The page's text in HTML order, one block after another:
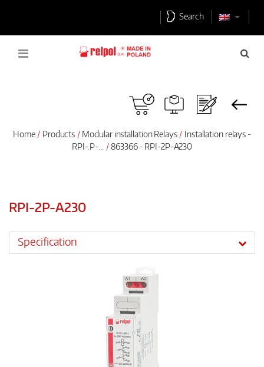
Search
Home Products Modular installation Relays
Installation relays -
RPI-.P-...
863366 - RPI-2P-A230
RPI-2P-A230
Specification